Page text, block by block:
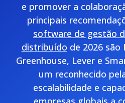
e promover a
principais
software de gestão
distribuído de 2026 são
Greenhouse, Lever e
um reconhecido
escalabilidade e